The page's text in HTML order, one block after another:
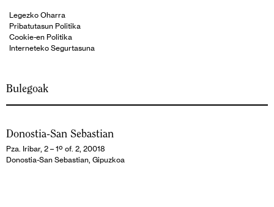
Legezko Oharra
Pribatutasun Politika
Cookie-en Politika
Interneteko Segurtasuna
Bulegoak
Donostia-San Sebastian
Pza. Iribar, 2 – 1º of. 2, 20018
Donostia-San Sebastian, Gipuzkoa